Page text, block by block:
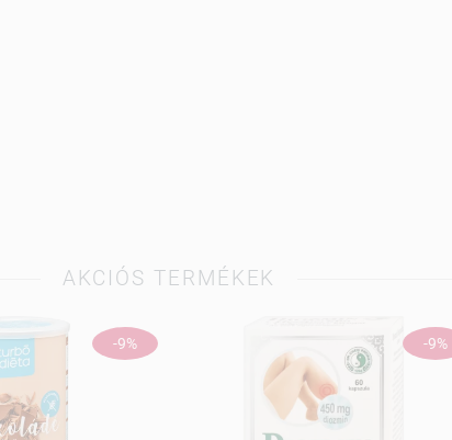
AKCIÓS TERMÉKEK
-9% -9%